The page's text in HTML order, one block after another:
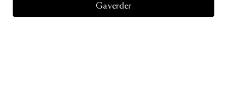
Ga verder